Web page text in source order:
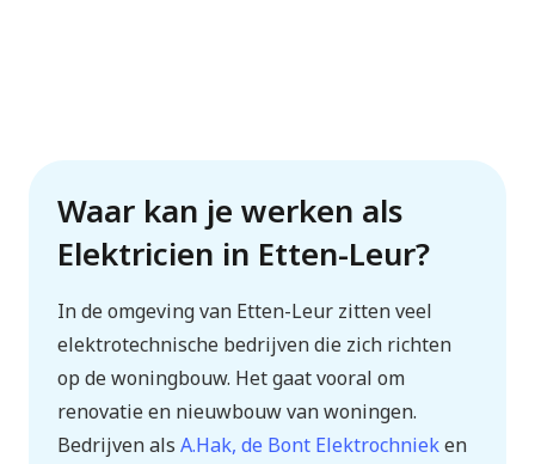
Waar kan je werken als
Elektricien in Etten-Leur?
In de omgeving van Etten-Leur zitten veel
elektrotechnische bedrijven die zich richten
op de woningbouw. Het gaat vooral om
renovatie en nieuwbouw van woningen.
Bedrijven als A.Hak, de Bont Elektrochnieken